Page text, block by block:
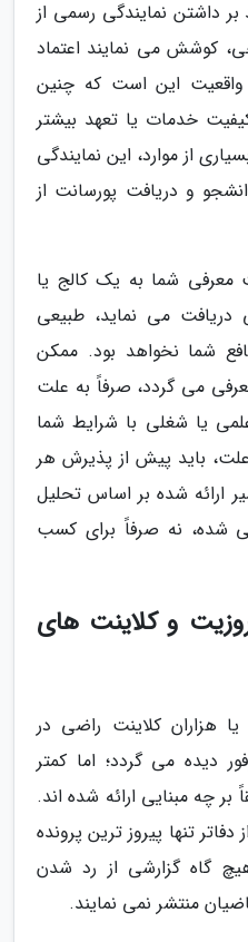
بر داشتن نمایندگی رسمی از
کوشش می نمایند اعتماد
واقعیت این است که چنین
خدمات یا تعهد بیشتر
از موارد، این نمایندگی
و دریافت پورسانت از
معرفی شما به یک کالج یا
دریافت می نماید، طبیعی
شما نخواهد بود. ممکن
می گردد، صرفاً به علت
یا شغلی با شرایط شما
باید پیش از پذیرش هر
ارائه شده بر اساس تحلیل
شده، نه صرفاً برای کسب
و کلاینت های
پیروزیت یا هزاران کلاینت راضی در
دیده می گردد؛ اما کمتر
چه مبنایی ارائه شده اند.
تنها پیروز ترین پرونده
گاه گزارشی از رد شدن
منتشر نمی نمایند.